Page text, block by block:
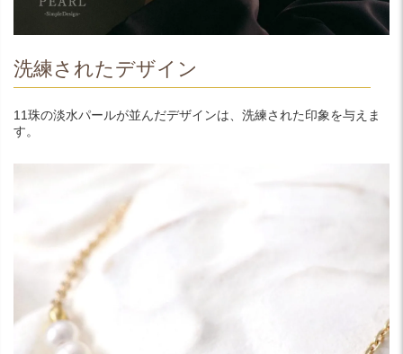
洗練されたデザイン
11珠の淡水パールが並んだデザインは、洗練された印象を与えま
す。